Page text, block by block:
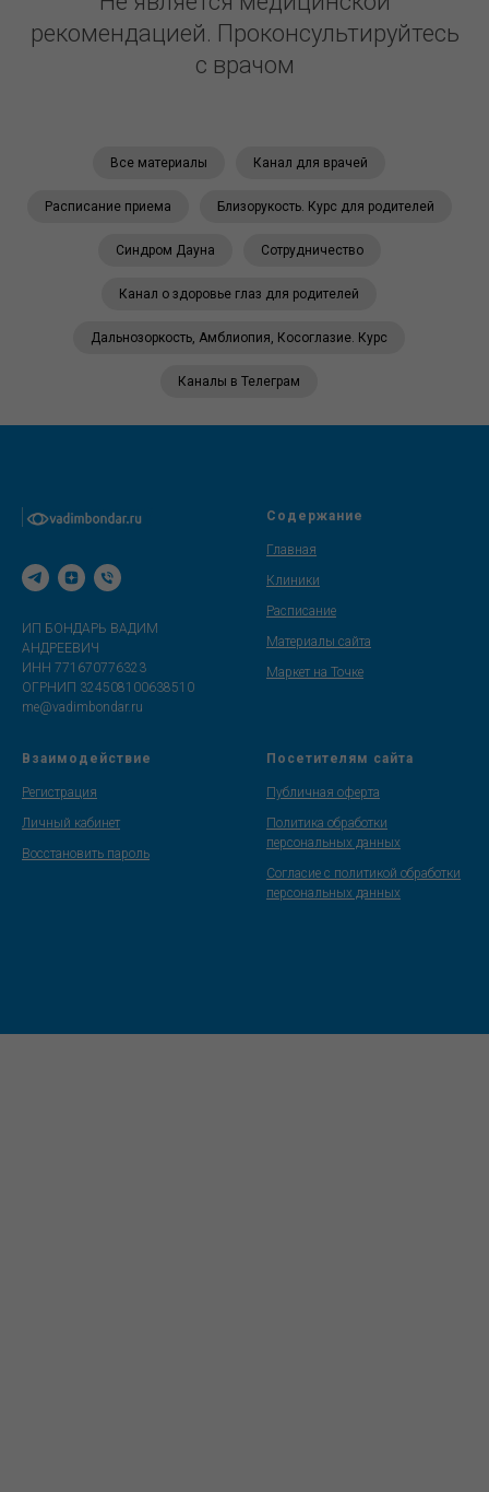
рекомендацией. Проконсультируйтесь
с врачом
Все материалы Канал для врачей
Расписание приема Близорукость. Курс для родителей
Синдром Дауна Сотрудничество
Канал о здоровье глаз для родителей
Дальнозоркость, Амблиопия, Косоглазие. Курс
Каналы в Телеграм
ИП БОНДАРЬ ВАДИМ
АНДРЕЕВИЧ
ИНН 771670776323
ОГРНИП 324508100638510
me@vadimbondar.ru
Содержание
Главная
Клиники
Расписание
Материалы сайта
Маркет на Точке
Взаимодействие
Регистрация
Личный кабинет
Восстановить пароль
Посетителям сайта
Публичная оферта
Политика обработки
персональных данных
Согласие с политикой обработки
персональных данных